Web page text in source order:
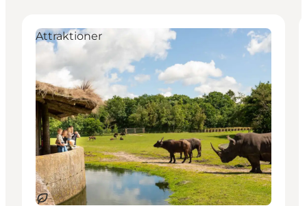
Bæredygtige oplevelser
Attraktioner